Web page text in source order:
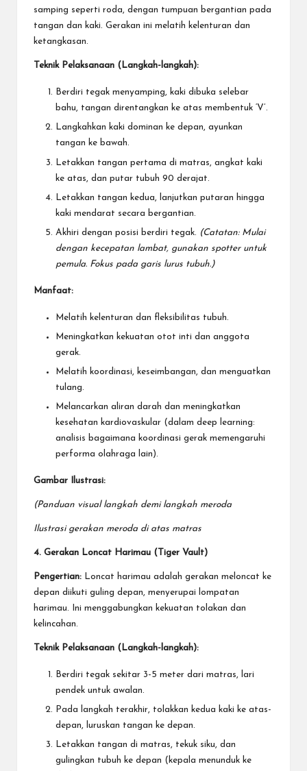
samping seperti roda, dengan tumpuan bergantian pada
tangan dan kaki. Gerakan ini melatih kelenturan dan
ketangkasan.
Teknik Pelaksanaan (Langkah-langkah):
Berdiri tegak menyamping, kaki dibuka selebar
bahu, tangan direntangkan ke atas membentuk ‘V’.
Langkahkan kaki dominan ke depan, ayunkan
tangan ke bawah.
Letakkan tangan pertama di matras, angkat kaki
ke atas, dan putar tubuh 90 derajat.
Letakkan tangan kedua, lanjutkan putaran hingga
kaki mendarat secara bergantian.
Akhiri dengan posisi berdiri tegak. (Catatan: Mulai
dengan kecepatan lambat, gunakan spotter untuk
pemula. Fokus pada garis lurus tubuh.)
Manfaat:
Melatih kelenturan dan fleksibilitas tubuh.
Meningkatkan kekuatan otot inti dan anggota
gerak.
Melatih koordinasi, keseimbangan, dan menguatkan
tulang.
Melancarkan aliran darah dan meningkatkan
kesehatan kardiovaskular (dalam deep learning:
analisis bagaimana koordinasi gerak memengaruhi
performa olahraga lain).
Gambar Ilustrasi:
(Panduan visual langkah demi langkah meroda
Ilustrasi gerakan meroda di atas matras
4. Gerakan Loncat Harimau (Tiger Vault)
Pengertian: Loncat harimau adalah gerakan meloncat ke
depan diikuti guling depan, menyerupai lompatan
harimau. Ini menggabungkan kekuatan tolakan dan
kelincahan.
Teknik Pelaksanaan (Langkah-langkah):
Berdiri tegak sekitar 3-5 meter dari matras, lari
pendek untuk awalan.
Pada langkah terakhir, tolakkan kedua kaki ke atas-
depan, luruskan tangan ke depan.
Letakkan tangan di matras, tekuk siku, dan
gulingkan tubuh ke depan (kepala menunduk ke